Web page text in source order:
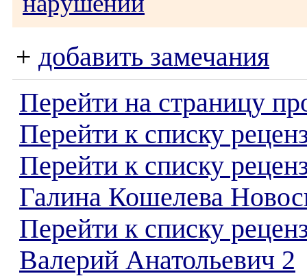
+ добавить замечания
Перейти на страницу
Перейти к списку
Перейти к списку
Галина Кошелева
Перейти к списку
Валерий Анатольевич 2